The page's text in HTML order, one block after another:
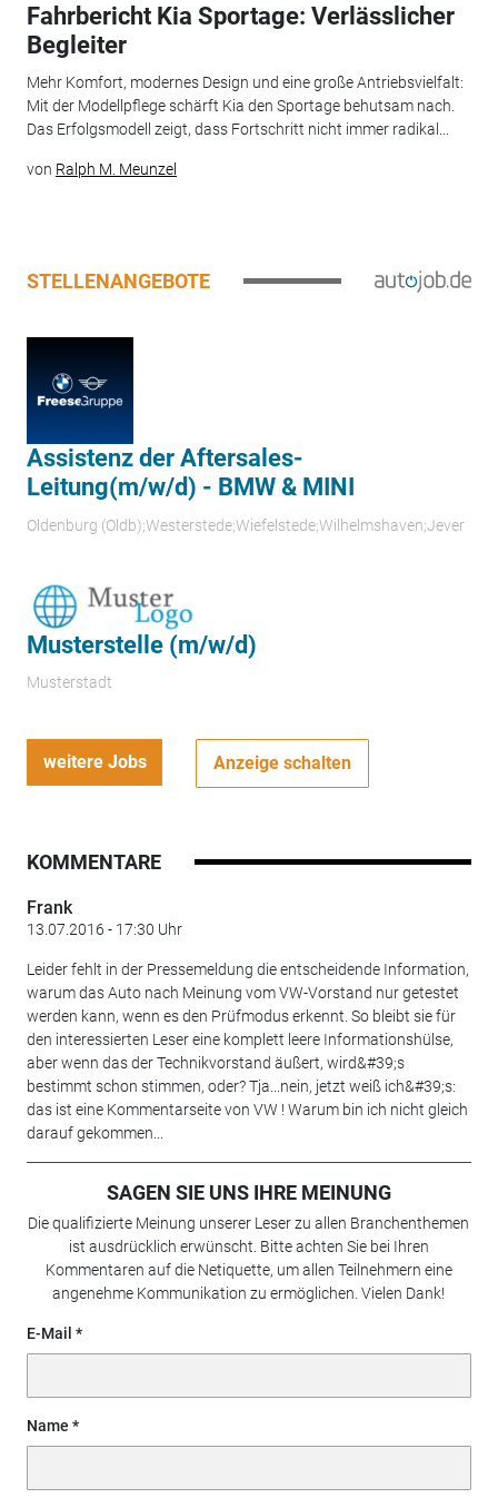
Fahrbericht Kia Sportage: Verlässlicher
Begleiter
Mehr Komfort, modernes Design und eine große Antriebsvielfalt:
Mit der Modellpflege schärft Kia den Sportage behutsam nach.
Das Erfolgsmodell zeigt, dass Fortschritt nicht immer radikal...
von Ralph M. Meunzel
STELLENANGEBOTE
Assistenz der Aftersales-
Leitung(m/w/d) - BMW & MINI
Oldenburg (Oldb);Westerstede;Wiefelstede;Wilhelmshaven;Jever
Musterstelle (m/w/d)
Musterstadt
weitere Jobs Anzeige schalten
KOMMENTARE
Frank
13.07.2016 - 17:30 Uhr
Leider fehlt in der Pressemeldung die entscheidende Information,
warum das Auto nach Meinung vom VW-Vorstand nur getestet
werden kann, wenn es den Prüfmodus erkennt. So bleibt sie für
den interessierten Leser eine komplett leere Informationshülse,
aber wenn das der Technikvorstand äußert, wird&#39;s
bestimmt schon stimmen, oder? Tja...nein, jetzt weiß ich&#39;s:
das ist eine Kommentarseite von VW ! Warum bin ich nicht gleich
darauf gekommen...
SAGEN SIE UNS IHRE MEINUNG
Die qualifizierte Meinung unserer Leser zu allen Branchenthemen
ist ausdrücklich erwünscht. Bitte achten Sie bei Ihren
Kommentaren auf die Netiquette, um allen Teilnehmern eine
angenehme Kommunikation zu ermöglichen. Vielen Dank!
E-Mail
Name